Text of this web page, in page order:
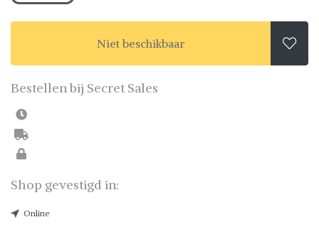
Niet beschikbaar 
Bestellen bij Secret Sales
Shop gevestigd in:
Online